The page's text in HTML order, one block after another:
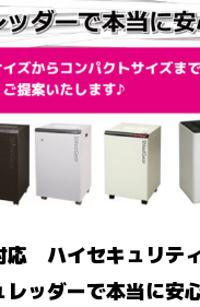
応 ハイセキュリテ
ッダーで本当に安